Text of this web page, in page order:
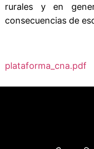
rurales y en
consecuencias de
plataforma_cna.pdf